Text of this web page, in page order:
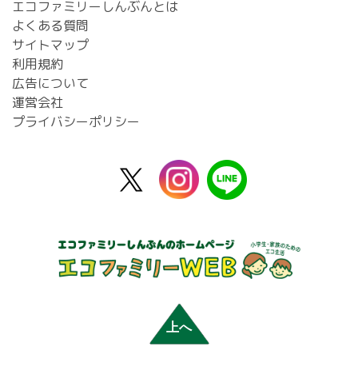
エコファミリーしんぶんとは
よくある質問
サイトマップ
利用規約
広告について
運営会社
プライバシーポリシー
instagram
上へ